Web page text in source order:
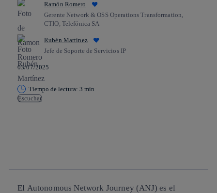
Ramón Romero
Gerente Network & OSS Operations Transformation,
CTIO, Telefónica SA
Rubén Martínez
Jefe de Soporte de Servicios IP
03/07/2025
Tiempo de lectura: 3 min
Escuchar
El Autonomous Network Journey (ANJ) es el